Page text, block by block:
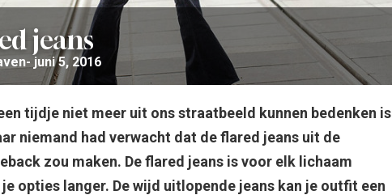
jeans
juni 5, 2016
tijdje niet meer uit ons straatbeeld kunnen bedenken is
niemand had verwacht dat de flared jeans uit de
zou maken. De flared jeans is voor elk lichaam
opties langer. De wijd uitlopende jeans kan je outfit een